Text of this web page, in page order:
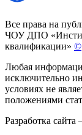
Все права на
ЧОУ ДПО
квалификации» ©
Любая
исключительно
условиях не
положениями
Разработка